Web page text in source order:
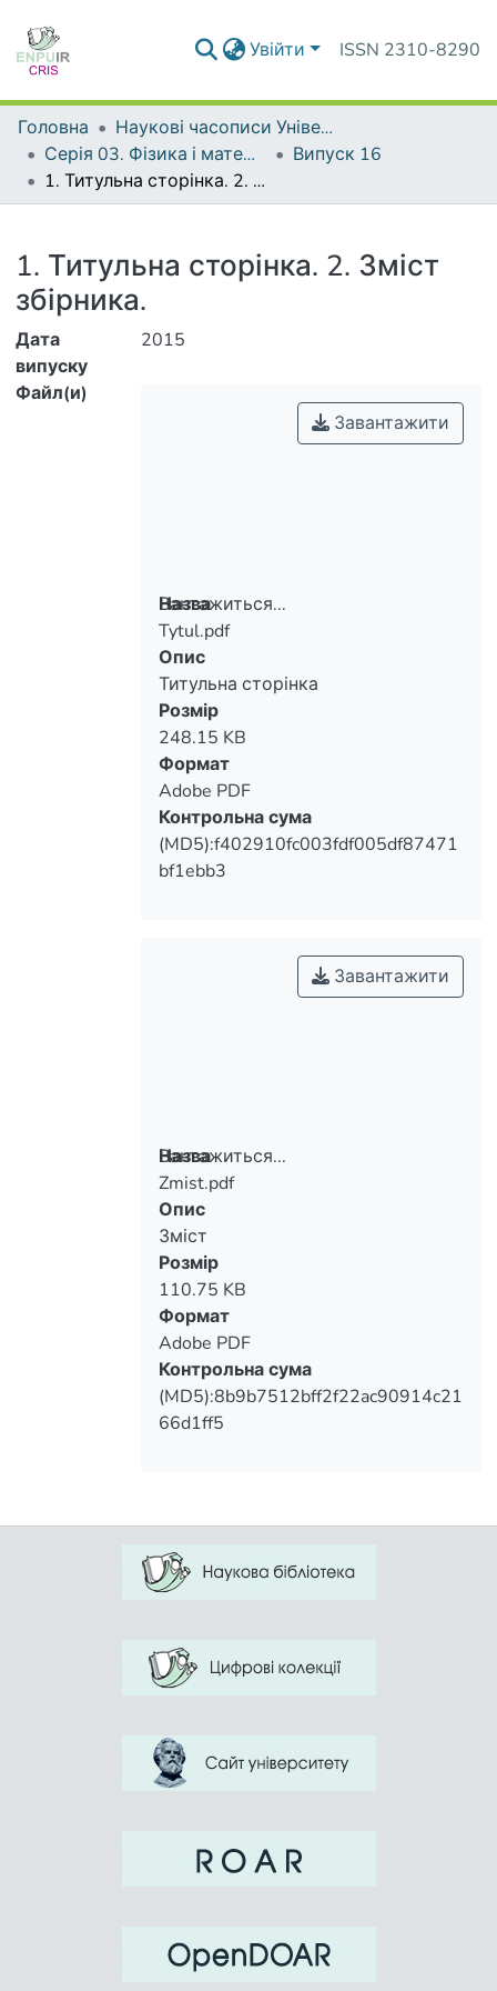
Увійти ISSN 2310-8290
Головна
Наукові часописи Університету
Серія 03. Фізика і математика у вищій і середній школі
Випуск 16
1. Титульна сторінка. 2. Зміст збірника.
1. Титульна сторінка. 2. Зміст
збірника.
Дата
випуску
2015
Файл(и)
Вантажиться...
Вантажиться...
Завантажити
Назва
Tytul.pdf
Опис
Титульна сторінка
Розмір
248.15 KB
Формат
Adobe PDF
Контрольна сума
(MD5):f402910fc003fdf005df87471
bf1ebb3
Вантажиться...
Вантажиться...
Завантажити
Назва
Zmist.pdf
Опис
Зміст
Розмір
110.75 KB
Формат
Adobe PDF
Контрольна сума
(MD5):8b9b7512bff2f22ac90914c21
66d1ff5